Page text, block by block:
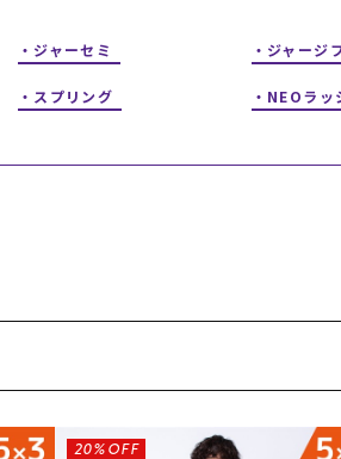
ジャーセミ ジャージ
スプリング NEOラッ
20%OFF